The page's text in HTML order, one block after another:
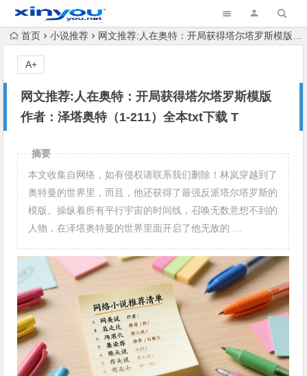
首页 小说推荐 网文推荐:人在奥特：开局获得塔尔塔罗斯模版 作者：泽塔奥特（1-211）全本txt下载 T
网文推荐:人在奥特：开局获得塔尔塔罗斯模版
作者：泽塔奥特（1-211）全本txt下载 T
A+
摘要
本文收集自网络，如有侵权请联系我们删除！林岚穿越到了
奥特曼的世界里，而且，他还获得了最强反派塔尔塔罗斯的
模版。操纵着所有平行宇宙的时间线，召唤无数意想不到的
人物，在泽塔奥特曼的世界里面开启了他无敌的 …